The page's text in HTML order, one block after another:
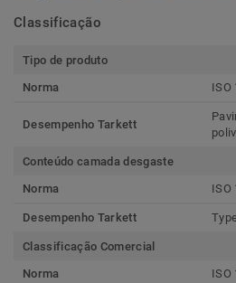
Classificação
Tipo de produto
Norma
ISO
Desempenho Tarkett
Conteúdo camada desgaste
Norma
ISO
Desempenho Tarkett
Classificação Comercial
Norma
ISO